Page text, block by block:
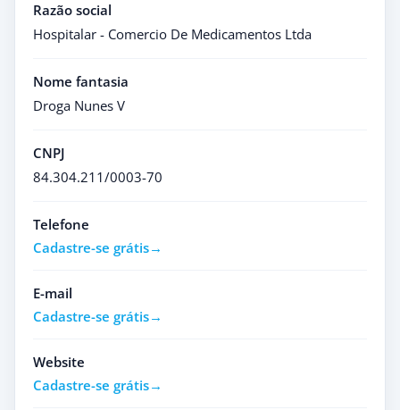
Razão social
Hospitalar - Comercio De Medicamentos Ltda
Nome fantasia
Droga Nunes V
CNPJ
84.304.211/0003-70
Telefone
Cadastre-se grátis
E-mail
Cadastre-se grátis
Website
Cadastre-se grátis